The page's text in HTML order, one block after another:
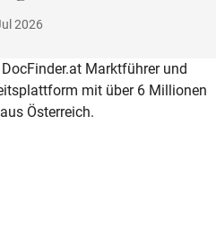
2026
Marktführer und
mit über 6 Millionen
Österreich.